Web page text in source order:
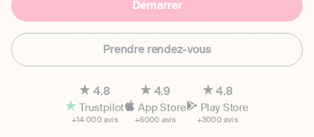
Démarrer
Prendre rendez-vous
4.8
Trustpilot
+14 000 avis
4.9
App Store
+6000 avis
4.8
Play Store
+3000 avis